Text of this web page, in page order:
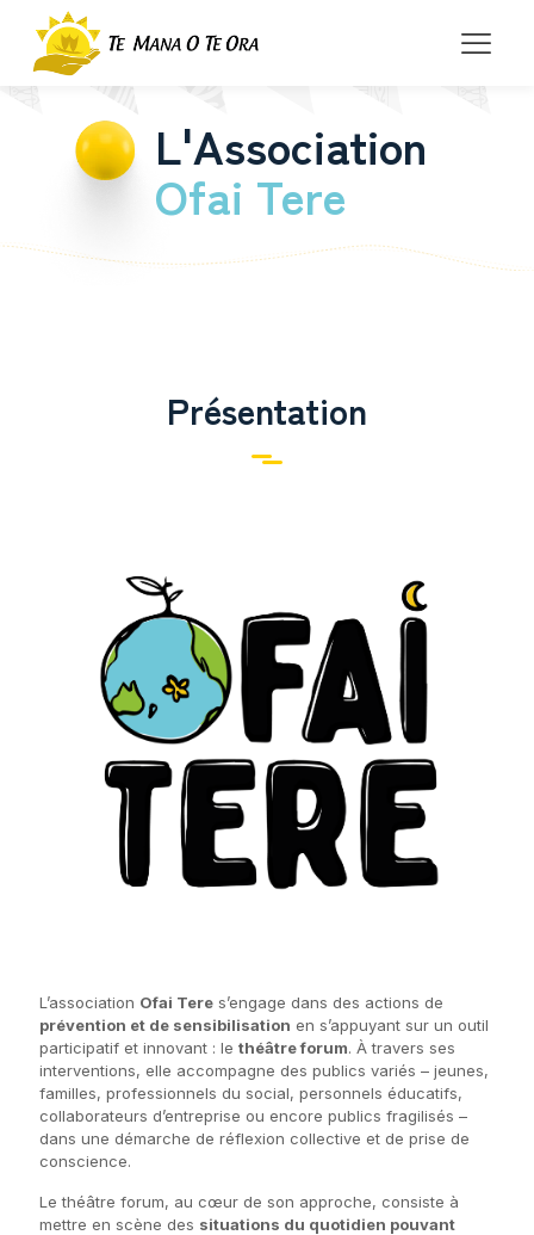
L'Association
Ofai Tere
Présentation
L’association Ofai Tere s’engage dans des actions de
prévention et de sensibilisation en s’appuyant sur un outil
participatif et innovant : le théâtre forum. À travers ses
interventions, elle accompagne des publics variés – jeunes,
familles, professionnels du social, personnels éducatifs,
collaborateurs d’entreprise ou encore publics fragilisés –
dans une démarche de réflexion collective et de prise de
conscience.
Le théâtre forum, au cœur de son approche, consiste à
mettre en scène des situations du quotidien pouvant